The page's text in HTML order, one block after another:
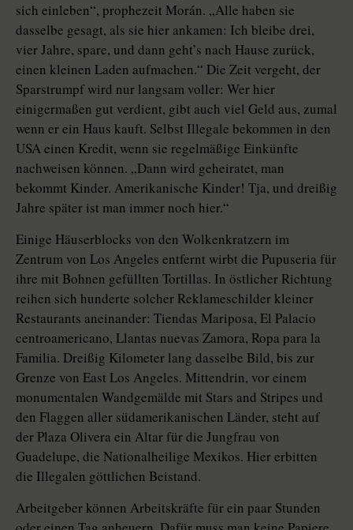
sich einleben“, prophezeit Morán. „Alle haben sie
dasselbe gesagt, als sie hier ankamen: Ich bleibe drei,
vier Jahre, spare, und dann geht’s nach Hause zurück,
einen kleinen Laden aufmachen.“ Die Zeit vergeht, der
Sparstrumpf wird nur langsam voller: Wer hier
einigermaßen gut verdient, gibt auch viel Geld aus, zumal
wenn er ein Haus kauft. Selbst Illegale bekommen in den
USA einen Kredit, wenn sie regelmäßige Einkünfte
nachweisen können. „Dann wird geheiratet, man
bekommt Kinder. Amerikanische Kinder! Tja, und dreißig
Jahre später ist man immer noch hier.“
Einige Häuserblocks von den Wolkenkratzern im
Zentrum von Los Angeles entfernt wirbt die Pupuseria für
ihre mit Bohnen gefüllten Tortillas. In östlicher Richtung
reihen sich hunderte solcher Reklameschilder kleiner
Restaurants aneinander: Tiendas Mariposa, El Palacio
centroamericano, Llantas nuevas Zamora, Ropa para la
Familia. Dreißig Kilometer lang dasselbe Bild, bis zur
Grenze von East Los Angeles. Mittendrin, vor einem
monumentalen Wandgemälde mit Stars and Stripes und
den Flaggen aller südamerikanischen Länder, steht auf
der Plaza Olivera ein Altar für die Jungfrau von
Guadelupe, die Nationalheilige Mexikos. Hier erbitten
die Illegalen göttlichen Beistand.
Arbeitgeber können Arbeitskräfte für ein paar Stunden